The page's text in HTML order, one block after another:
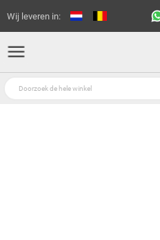
Wij leveren in: